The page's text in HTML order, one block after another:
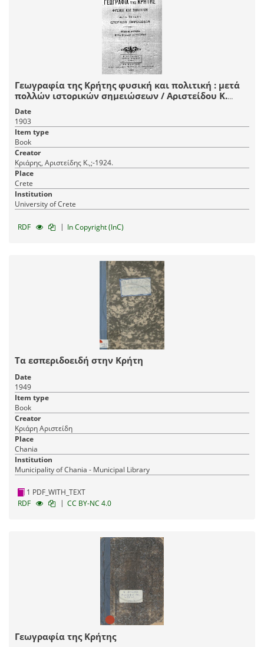
Γεωγραφία της Κρήτης φυσική και πολιτική : μετά
πολλών ιστορικών σημειώσεων / Αριστείδου Κ.
Κριάρη.
Date
1903
Item type
Book
Creator
Κριάρης, Αριστείδης Κ.,;-1924.
Place
Crete
Institution
University of Crete
RDF | In Copyright (InC)
Τα εσπεριδοειδή στην Κρήτη
Date
1949
Item type
Book
Creator
Κριάρη Αριστείδη
Place
Chania
Institution
Municipality of Chania - Municipal Library
1 PDF_WITH_TEXT
RDF
| CC BY-NC 4.0
Γεωγραφία της Κρήτης